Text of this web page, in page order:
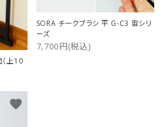
上10
SORA チークブラシ 平 G-C3 宙シリ
ーズ
7,700円(税込)
favorite